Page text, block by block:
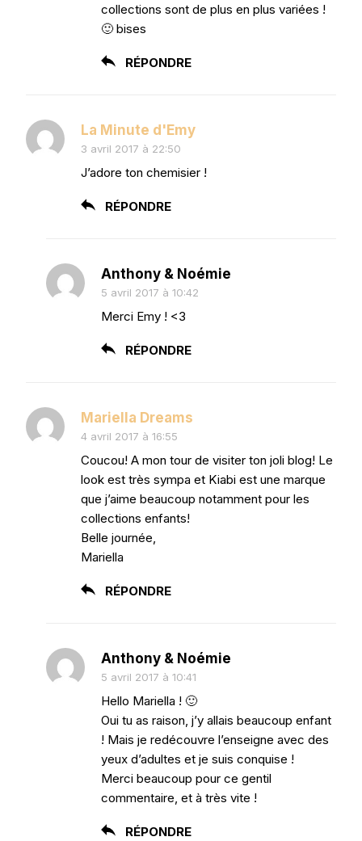
collections sont de plus en plus variées !
🙂 bises
RÉPONDRE
La Minute d'Emy
3 avril 2017 à 22:50
J’adore ton chemisier !
RÉPONDRE
Anthony & Noémie
5 avril 2017 à 10:42
Merci Emy ! <3
RÉPONDRE
Mariella Dreams
4 avril 2017 à 16:55
Coucou! A mon tour de visiter ton joli blog! Le
look est très sympa et Kiabi est une marque
que j’aime beaucoup notamment pour les
collections enfants!
Belle journée,
Mariella
RÉPONDRE
Anthony & Noémie
5 avril 2017 à 10:41
Hello Mariella ! 🙂
Oui tu as raison, j’y allais beaucoup enfant
! Mais je redécouvre l’enseigne avec des
yeux d’adultes et je suis conquise !
Merci beaucoup pour ce gentil
commentaire, et à très vite !
RÉPONDRE